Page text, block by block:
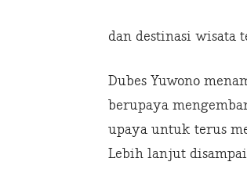
dan destinasi wisata
Dubes Yuwono
berupaya
upaya untuk terus
Lebih lanjut